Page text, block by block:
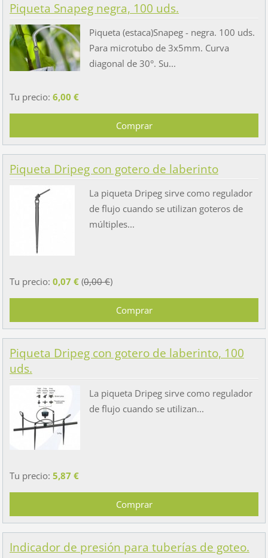
Piqueta Snapeg negra, 100 uds.
Piqueta (estaca)Snapeg - negra. 100 uds.
Para microtubo de 3x5mm. Curva
diagonal de 30°. Su...
Tu precio: 6,00 €
Piqueta Dripeg con gotero de laberinto
La piqueta Dripeg sirve como regulador
de flujo cuando se utilizan goteros de
múltiples...
Tu precio: 0,07 €(0,00 €)
Piqueta Dripeg con gotero de laberinto, 100
uds.
La piqueta Dripeg sirve como regulador
de flujo cuando se utilizan...
Tu precio: 5,87 €
Indicador de presión para tuberías de goteo.